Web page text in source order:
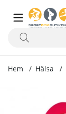
Hem Hälsa